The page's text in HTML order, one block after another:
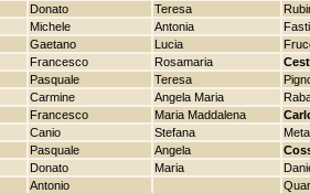
Donato Teresa
Michele Antonia
Gaetano Lucia
Francesco Rosamaria
Pasquale Teresa
Carmine Angela Maria
Francesco Maria Maddalena
Canio Stefana
Pasquale Angela
Donato Maria
Antonio